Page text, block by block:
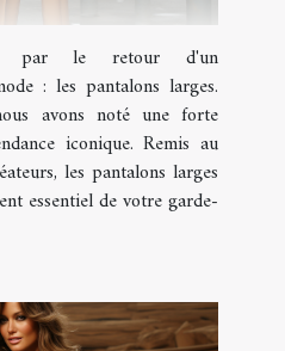
par le retour d'un
: les pantalons larges.
avons noté une forte
iconique. Remis au
les pantalons larges
essentiel de votre garde-